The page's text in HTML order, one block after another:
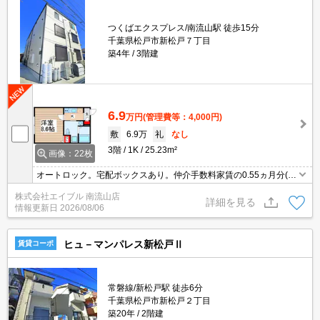
つくばエクスプレス/南流山駅 徒歩15分
千葉県松戸市新松戸７丁目
築4年
3階建
画像：22枚
6.9万円(管理費等：4,000円)
敷
6.9万 礼
なし
3階
1K 25.23m²
オートロック。宅配ボックスあり。仲介手数料家賃の0.55ヵ月分(税
込)。南流山駅～秋葉原駅まで快速で22分。内見予約受付中。オンラ
イン内見相談可。
株式会社エイブル 南流山店
情報更新日 2026/08/06
詳細を見る
賃貸コーポ ヒュ－マンパレス新松戸Ⅱ
常磐線/新松戸駅 徒歩6分
千葉県松戸市新松戸２丁目
築20年
2階建